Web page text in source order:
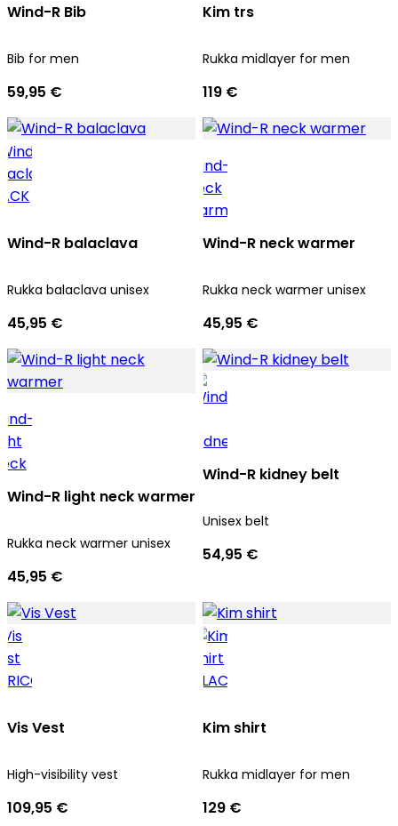
Wind-R Bib
Bib for men
59,95 €
Kim trs
Rukka midlayer for men
119 €
Wind-R balaclava
Rukka balaclava unisex
45,95 €
Wind-R neck warmer
Rukka neck warmer unisex
45,95 €
Wind-R light neck warmer
Rukka neck warmer unisex
45,95 €
Wind-R kidney belt
Unisex belt
54,95 €
Vis Vest
High-visibility vest
109,95 €
Kim shirt
Rukka midlayer for men
129 €